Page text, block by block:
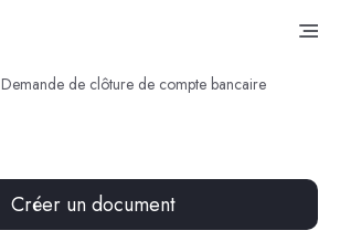
Demande de clôture de compte bancaire
Créer un document